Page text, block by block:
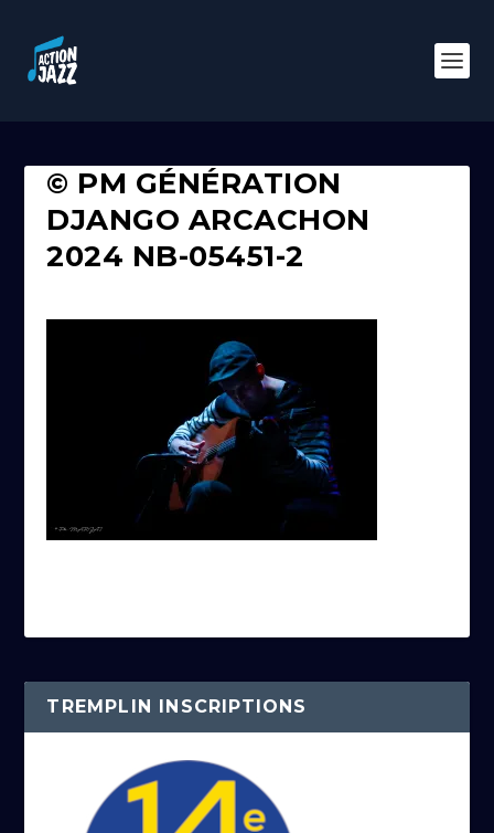
© PM GÉNÉRATION
DJANGO ARCACHON
2024 NB-05451-2
TREMPLIN INSCRIPTIONS